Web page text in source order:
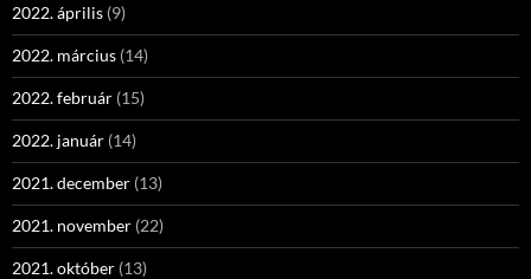
2022. április (9)
2022. március (14)
2022. február (15)
2022. január (14)
2021. december (13)
2021. november (22)
2021. október (13)